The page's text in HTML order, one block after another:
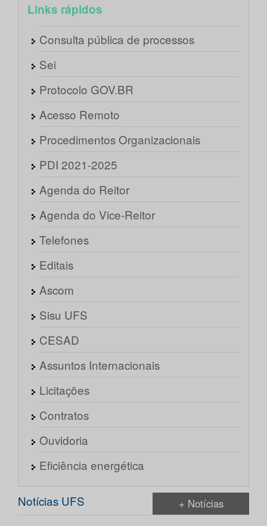
Links rápidos
Consulta pública de processos
Sei
Protocolo GOV.BR
Acesso Remoto
Procedimentos Organizacionais
PDI 2021-2025
Agenda do Reitor
Agenda do Vice-Reitor
Telefones
Editais
Ascom
Sisu UFS
CESAD
Assuntos Internacionais
Licitações
Contratos
Ouvidoria
Eficiência energética
Notícias UFS + Notícias